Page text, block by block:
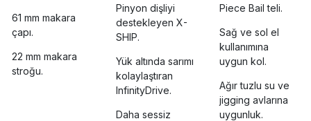
61 mm makara
çapı.
22 mm makara
stroğu.
Pinyon dişliyi
destekleyen X-
SHIP.
Yük altında sarımı
kolaylaştıran
InfinityDrive.
Daha sessiz
Piece Bail teli.
Sağ ve sol el
kullanımına
uygun kol.
Ağır tuzlu su ve
jigging avlarına
uygunluk.